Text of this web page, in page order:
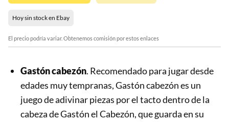
Hoy sin stock en Ebay
El precio podría variar. Obtenemos comisión por estos enlaces
Gastón cabezón. Recomendado para jugar desde
edades muy tempranas, Gastón cabezón es un
juego de adivinar piezas por el tacto dentro de la
cabeza de Gastón el Cabezón, que guarda en su